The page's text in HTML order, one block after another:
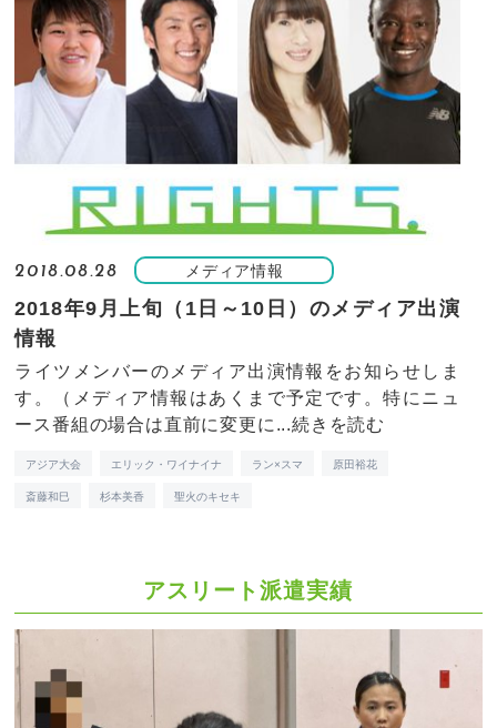
2018.08.28 メディア情報
2018年9月上旬（1日～10日）のメディア出演
情報
ライツメンバーのメディア出演情報をお知らせしま
す。（メディア情報はあくまで予定です。特にニュ
ース番組の場合は直前に変更に...続きを読む
アジア大会 エリック・ワイナイナ ラン×スマ 原田裕花
斎藤和巳 杉本美香 聖火のキセキ
アスリート派遣実績